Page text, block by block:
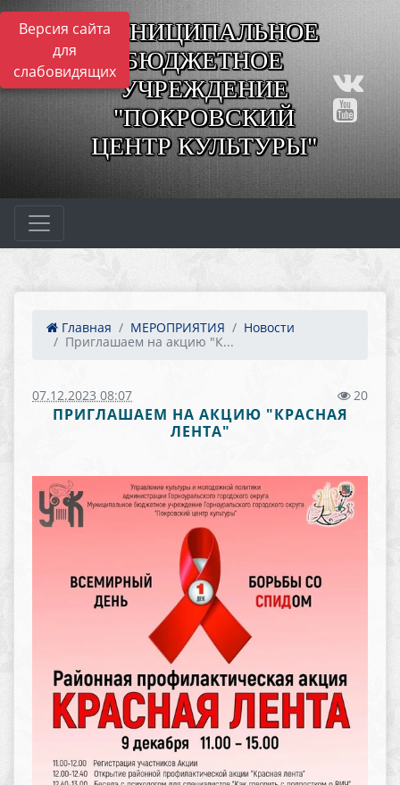
Версия сайта
для
слабовидящих
МУНИЦИПАЛЬНОЕ
БЮДЖЕТНОЕ
УЧРЕЖДЕНИЕ
"ПОКРОВСКИЙ
ЦЕНТР КУЛЬТУРЫ"
Главная МЕРОПРИЯТИЯ
Новости
Приглашаем на акцию "К...
07.12.2023 08:07 20
ПРИГЛАШАЕМ НА АКЦИЮ "КРАСНАЯ
ЛЕНТА"